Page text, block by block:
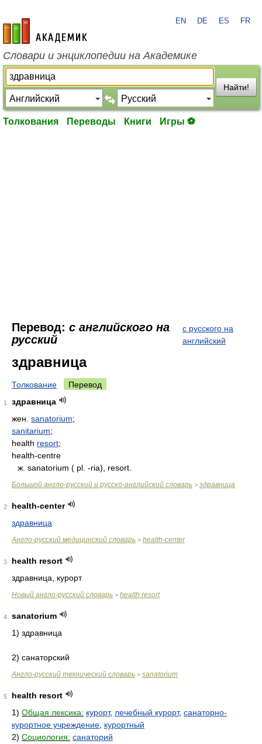
academic.ru
EN DE ES FR
Словари и энциклопедии на Академике
Найти!
Толкования Переводы Книги Игры ⚽
Перевод: с английского на
русский
с русского на
английский
здравница
Толкование Перевод
1
здравница
жен. sanatorium;
sanitarium;
health resort;
health-centre
ж. sanatorium ( pl. -ria), resort.
Большой англо-русский и русско-английский словарь > здравница
2
health-center
здравница
Англо-русский медицинский словарь > health-center
3
health resort
здравница, курорт
Новый англо-русский словарь > health resort
4
sanatorium
1) здравница
2) санаторский
Англо-русский технический словарь > sanatorium
5
health resort
1) Общая лексика: курорт, лечебный курорт, санаторно-
курортное учреждение курортный
2) Социология: санаторий